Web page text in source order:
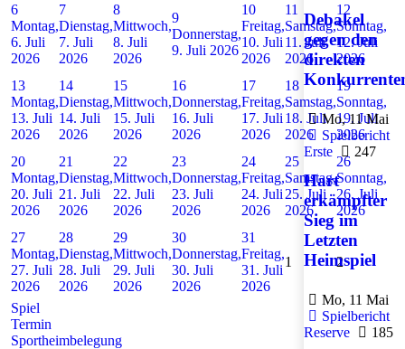
6
Montag,
6. Juli
2026
7
Dienstag,
7. Juli
2026
8
Mittwoch,
8. Juli
2026
9
Donnerstag,
9. Juli 2026
10
Freitag,
10. Juli
2026
11
Samstag,
11. Juli
2026
12
Sonntag,
12. Juli
2026
13
Montag,
13. Juli
2026
14
Dienstag,
14. Juli
2026
15
Mittwoch,
15. Juli
2026
16
Donnerstag,
16. Juli
2026
17
Freitag,
17. Juli
2026
18
Samstag,
18. Juli
2026
19
Sonntag,
19. Juli
2026
20
Montag,
20. Juli
2026
21
Dienstag,
21. Juli
2026
22
Mittwoch,
22. Juli
2026
23
Donnerstag,
23. Juli
2026
24
Freitag,
24. Juli
2026
25
Samstag,
25. Juli
2026
26
Sonntag,
26. Juli
2026
27
Montag,
27. Juli
2026
28
Dienstag,
28. Juli
2026
29
Mittwoch,
29. Juli
2026
30
Donnerstag,
30. Juli
2026
31
Freitag,
31. Juli
2026
1 2
Spiel
Termin
Sportheimbelegung
Debakel
gegen den
direkten
Mo, 11 Mai
Spielbericht
Erste
247
Hart
erkämpfter
Sieg im
Letzten
Heimspiel
Mo, 11 Mai
Spielbericht
Reserve
185